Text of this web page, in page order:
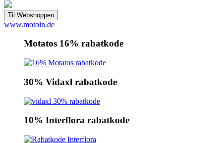
www.motoin.de
Motatos 16% rabatkode
30% Vidaxl rabatkode
10% Interflora rabatkode